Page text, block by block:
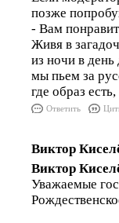
позже
- Вам
Живя в
из ночи в день
мы пьем за
где образ
Ответить
Виктор
Виктор
Уважаемые